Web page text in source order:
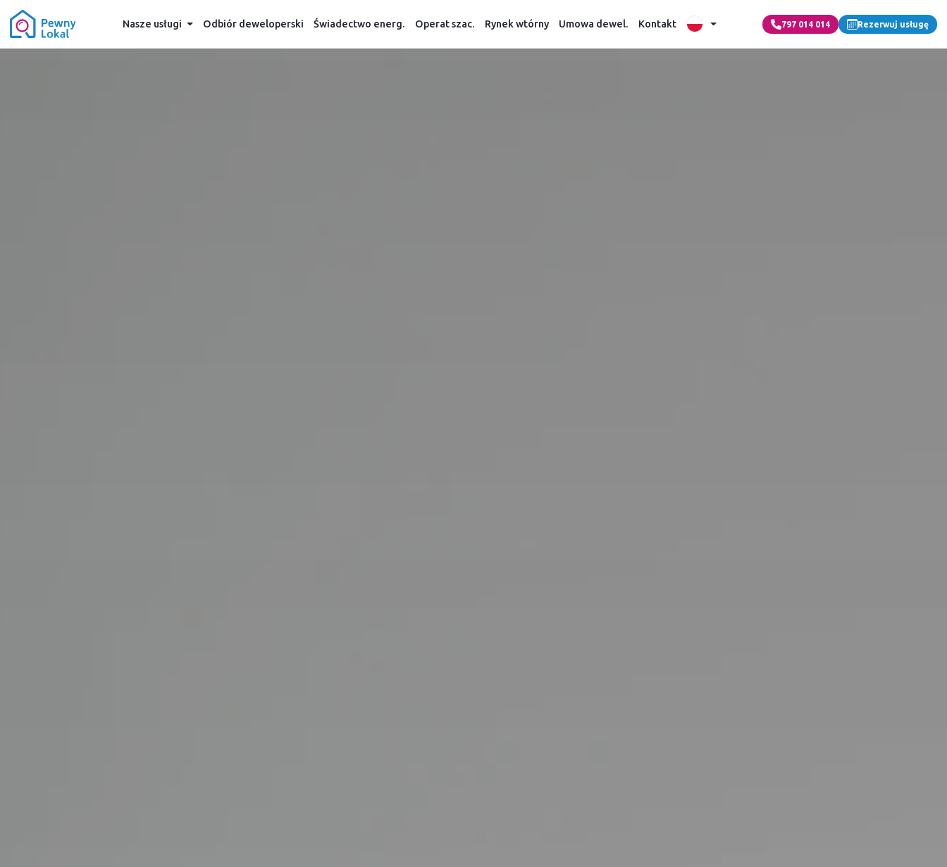
Nasze usługi Odbiór deweloperski Świadectwo energ. Operat szac. Rynek wtórny Umowa dewel. Kontakt 797 014 014 Rezerwuj usługę